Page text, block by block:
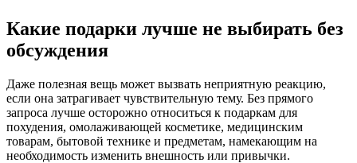
Какие подарки лучше не выбирать без
обсуждения
Даже полезная вещь может вызвать неприятную реакцию,
если она затрагивает чувствительную тему. Без прямого
запроса лучше осторожно относиться к подаркам для
похудения, омолаживающей косметике, медицинским
товарам, бытовой технике и предметам, намекающим на
необходимость изменить внешность или привычки.